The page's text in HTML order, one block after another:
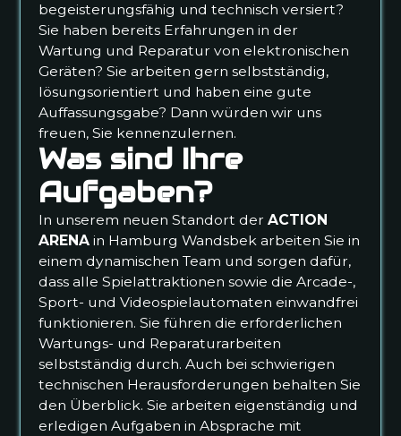
begeisterungsfähig und technisch versiert?
Sie haben bereits Erfahrungen in der
Wartung und Reparatur von elektronischen
Geräten? Sie arbeiten gern selbstständig,
lösungsorientiert und haben eine gute
Auffassungsgabe? Dann würden wir uns
freuen, Sie kennenzulernen.
Was sind Ihre
Aufgaben?
In unserem neuen Standort derACTION
ARENA in Hamburg Wandsbek arbeiten Sie in
einem dynamischen Team und sorgen dafür,
dass alle Spielattraktionen sowie die Arcade-,
Sport- und Videospielautomaten einwandfrei
funktionieren. Sie führen die erforderlichen
Wartungs- und Reparaturarbeiten
selbstständig durch. Auch bei schwierigen
technischen Herausforderungen behalten Sie
den Überblick. Sie arbeiten eigenständig und
erledigen Aufgaben in Absprache mit